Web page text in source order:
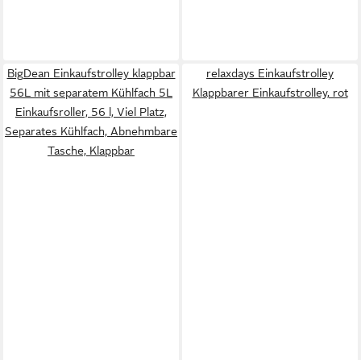
BigDean Einkaufstrolley klappbar
56L mit separatem Kühlfach 5L
Einkaufsroller, 56 l, Viel Platz,
Separates Kühlfach, Abnehmbare
Tasche, Klappbar
relaxdays Einkaufstrolley
Klappbarer Einkaufstrolley, rot